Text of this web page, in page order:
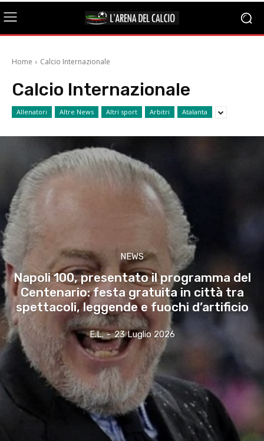
Home Calcio Internazionale
Calcio Internazionale
Allenatori Altre News Altri sport Arbitri Atalanta
NEWS
Napoli 100, presentato il programma del
Centenario: festa gratuita in città tra
spettacoli, leggende e fuochi d’artificio
E.l. - 23 Luglio 2026